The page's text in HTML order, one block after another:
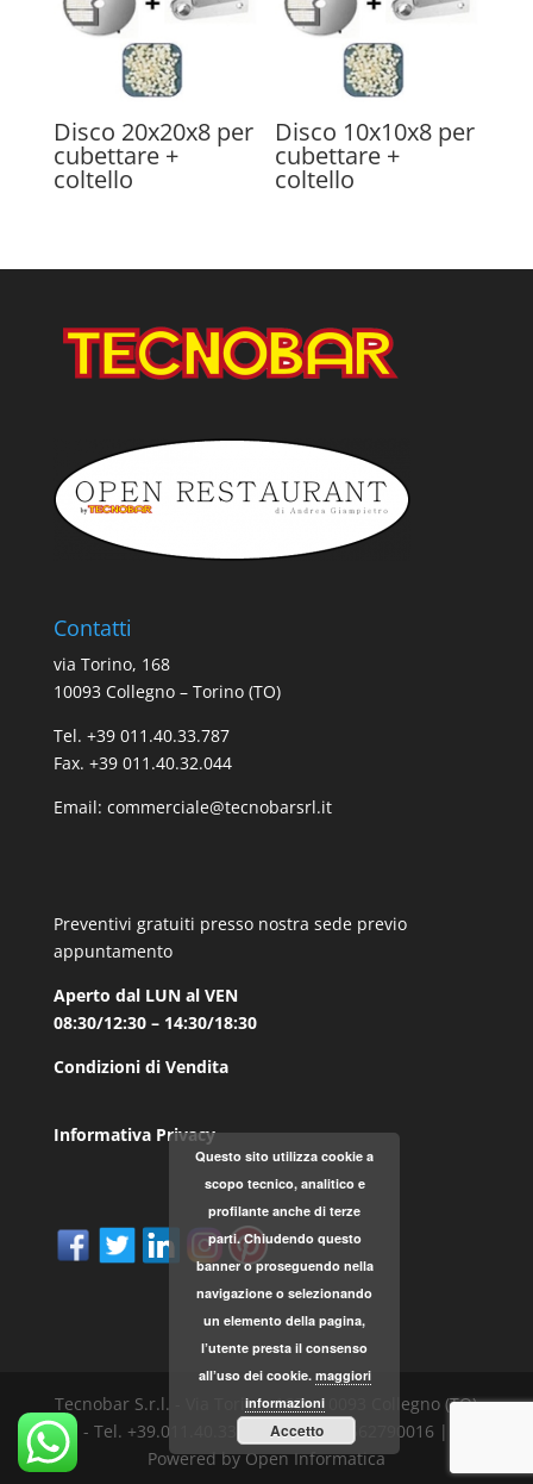
Disco 20x20x8 per
cubettare +
coltello
Disco 10x10x8 per
cubettare +
coltello
Contatti
via Torino, 168
10093 Collegno – Torino (TO)
Tel. +39 011.40.33.787
Fax. +39 011.40.32.044
Email: commerciale@tecnobarsrl.it
Preventivi gratuiti presso nostra sede previo
appuntamento
Aperto dal LUN al VEN
08:30/12:30 – 14:30/18:30
Condizioni di Vendita
Informativa Privacy
Tecnobar S.r.l. - Via Torino, 168 - 10093 Collegno (TO)
- Tel. +39.011.40.33.787 - P.IVA 04562790016 |
Powered by Open Informatica
Questo sito utilizza cookie a
scopo tecnico, analitico e
profilante anche di terze
parti. Chiudendo questo
banner o proseguendo nella
navigazione o selezionando
un elemento della pagina,
l’utente presta il consenso
all’uso dei cookie. maggiori
informazioni
Accetto